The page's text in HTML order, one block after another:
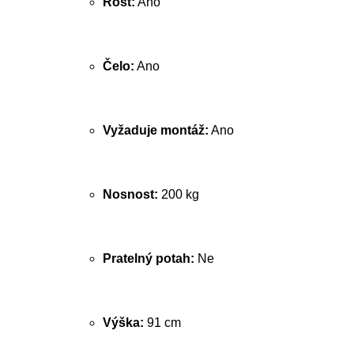
Čelo: Ano
Vyžaduje montáž: Ano
Nosnost: 200 kg
Pratelný potah: Ne
Výška: 91 cm